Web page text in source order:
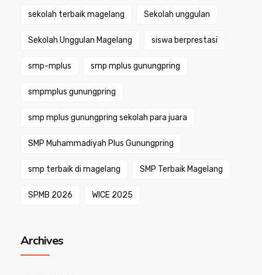
sekolah terbaik magelang Sekolah unggulan
Sekolah Unggulan Magelang siswa berprestasi
smp-mplus smp mplus gunungpring
smpmplus gunungpring
smp mplus gunungpring sekolah para juara
SMP Muhammadiyah Plus Gunungpring
smp terbaik di magelang SMP Terbaik Magelang
SPMB 2026 WICE 2025
Archives